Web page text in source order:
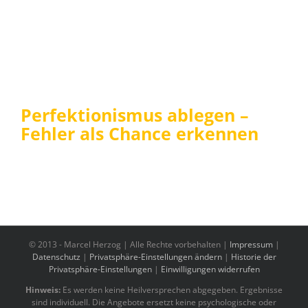
Perfektionismus ablegen –
Fehler als Chance erkennen
© 2013 - Marcel Herzog | Alle Rechte vorbehalten | Impressum |
Datenschutz | Privatsphäre-Einstellungen ändern| Historie der
Privatsphäre-Einstellungen| Einwilligungen widerrufen
Hinweis: Es werden keine Heilversprechen abgegeben. Ergebnisse
sind individuell. Die Angebote ersetzt keine psychologische oder